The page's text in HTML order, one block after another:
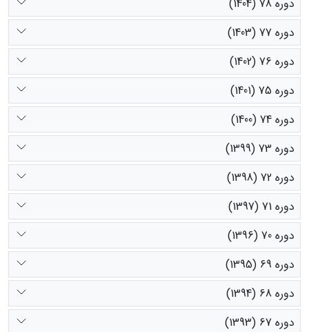
دوره 78 (1404)
دوره 77 (1403)
دوره 76 (1402)
دوره 75 (1401)
دوره 74 (1400)
دوره 73 (1399)
دوره 72 (1398)
دوره 71 (1397)
دوره 70 (1396)
دوره 69 (1395)
دوره 68 (1394)
دوره 67 (1393)